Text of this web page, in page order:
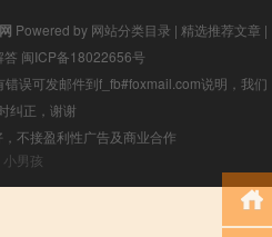
Powered by 网站分类目录 | 精选推荐文章 |
答 闽ICP备18022656号
误可发邮件到f_fb#foxmail.com说明，我们
纠正，谢谢
不接盈利性广告及商业合作
小男孩